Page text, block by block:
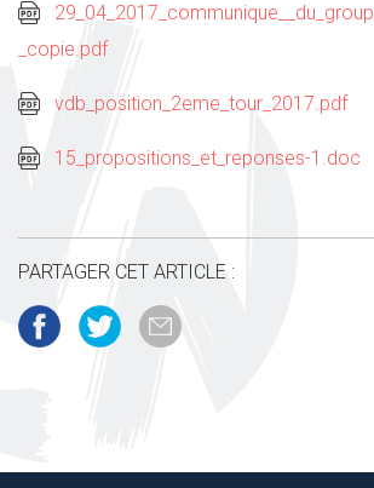
_copie.pdf
vdb_position_2eme_tour_2017.pdf
15_propositions_et_reponses-1.doc
PARTAGER CET ARTICLE :